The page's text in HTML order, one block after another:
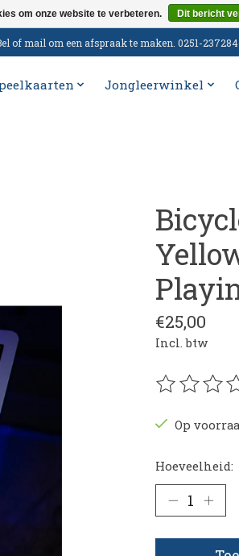
of mail om een afspraak te maken. 0251-237284
Jongleerwinkel
€25,00
Incl. btw
De
Op
Hoeveelheid:
om onze website te verbeteren. Dit bericht